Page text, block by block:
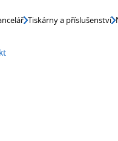
Tiskárny a příslušenství